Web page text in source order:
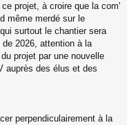
projet, à croire que la com'
même merdé sur le
surtout le chantier sera
2026, attention à la
projet par une nouvelle
auprès des élus et des
perpendiculairement à la